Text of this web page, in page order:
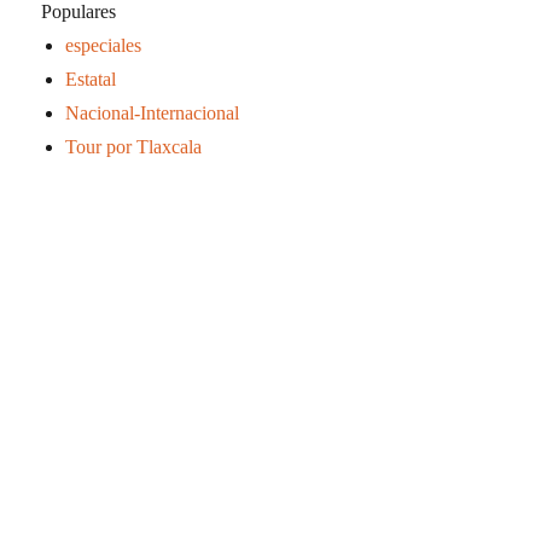
Populares
especiales
Estatal
Nacional-Internacional
Tour por Tlaxcala